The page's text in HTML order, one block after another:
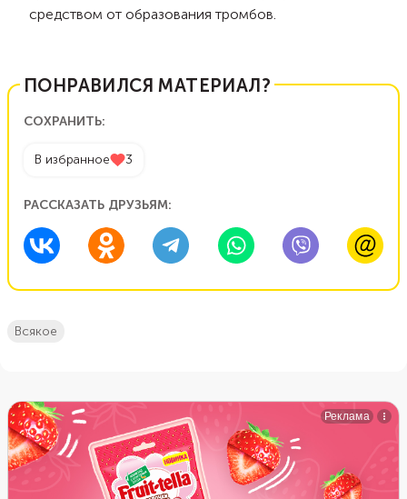
средством от образования тромбов.
ПОНРАВИЛСЯ МАТЕРИАЛ?
СОХРАНИТЬ:
В избранное 3
РАССКАЗАТЬ ДРУЗЬЯМ:
всякое